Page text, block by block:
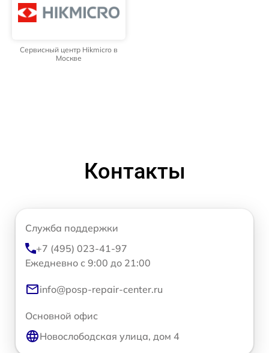
Сервисный центр Hikmicro в
Москве
Контакты
Служба поддержки
+7 (495) 023-41-97
Ежедневно с 9:00 до 21:00
info@posp-repair-center.ru
Основной офис
Новослободская улица, дом 4